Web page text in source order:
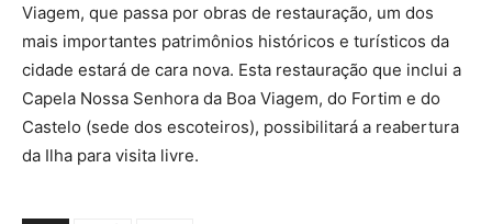
Viagem, que passa por obras de restauração, um dos
mais importantes patrimônios históricos e turísticos da
cidade estará de cara nova. Esta restauração que inclui a
Capela Nossa Senhora da Boa Viagem, do Fortim e do
Castelo (sede dos escoteiros), possibilitará a reabertura
da Ilha para visita livre.